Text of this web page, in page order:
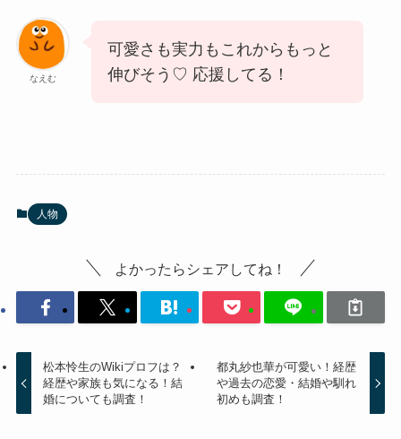
なえむ
可愛さも実力もこれからもっと
伸びそう♡ 応援してる！
人物
よかったらシェアしてね！
松本怜生のWikiプロフは？
経歴や家族も気になる！結
婚についても調査！
都丸紗也華が可愛い！経歴
や過去の恋愛・結婚や馴れ
初めも調査！